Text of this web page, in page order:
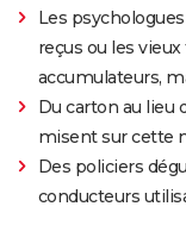
Les
reçus ou les
accumulateurs,
Du carton au lieu
misent sur cette
Des policiers
conducteurs